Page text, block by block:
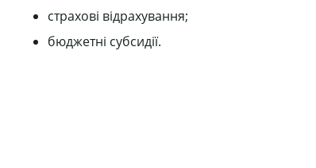
страхові відрахування;
бюджетні субсидії.